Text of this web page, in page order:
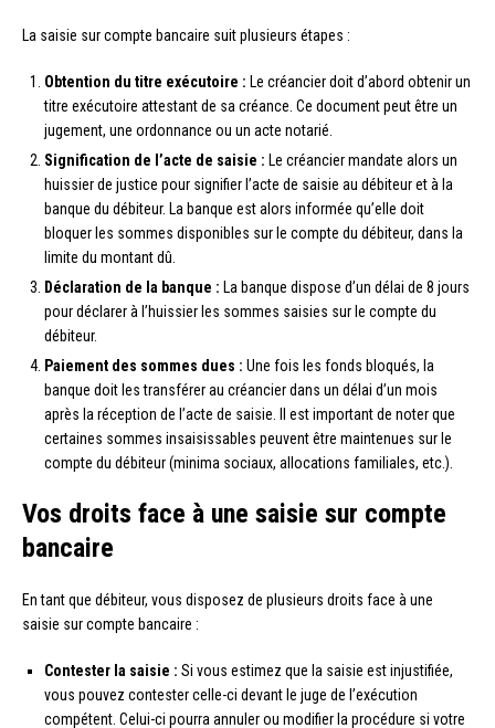
La saisie sur compte bancaire suit plusieurs étapes :
Obtention du titre exécutoire : Le créancier doit d’abord obtenir un
titre exécutoire attestant de sa créance. Ce document peut être un
jugement, une ordonnance ou un acte notarié.
Signification de l’acte de saisie : Le créancier mandate alors un
huissier de justice pour signifier l’acte de saisie au débiteur et à la
banque du débiteur. La banque est alors informée qu’elle doit
bloquer les sommes disponibles sur le compte du débiteur, dans la
limite du montant dû.
Déclaration de la banque : La banque dispose d’un délai de 8 jours
pour déclarer à l’huissier les sommes saisies sur le compte du
débiteur.
Paiement des sommes dues : Une fois les fonds bloqués, la
banque doit les transférer au créancier dans un délai d’un mois
après la réception de l’acte de saisie. Il est important de noter que
certaines sommes insaisissables peuvent être maintenues sur le
compte du débiteur (minima sociaux, allocations familiales, etc.).
Vos droits face à une saisie sur compte
bancaire
En tant que débiteur, vous disposez de plusieurs droits face à une
saisie sur compte bancaire :
Contester la saisie : Si vous estimez que la saisie est injustifiée,
vous pouvez contester celle-ci devant le juge de l’exécution
compétent. Celui-ci pourra annuler ou modifier la procédure si votre